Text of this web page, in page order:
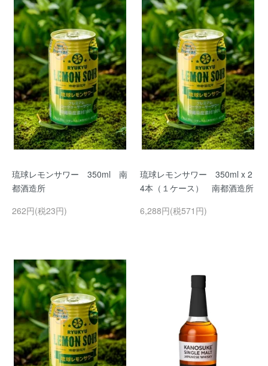
琉球レモンサワー 350ml 南
都酒造所
262円(税23円)
琉球レモンサワー 350ml x 2
4本（１ケース） 南都酒造所
6,288円(税571円)